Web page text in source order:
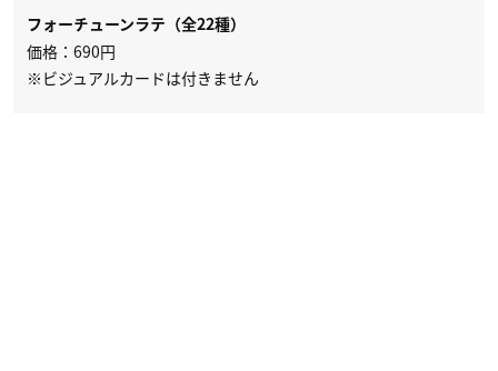
フォーチューンラテ（全22種）
価格：690円
※ビジュアルカードは付きません